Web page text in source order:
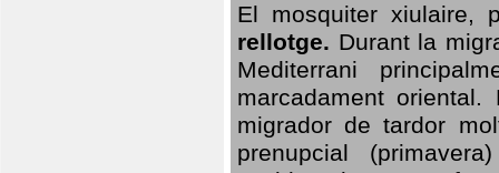
El mosquiter xiulaire,
rellotge. Durant la
Mediterrani
marcadament
migrador de tardor
prenupcial